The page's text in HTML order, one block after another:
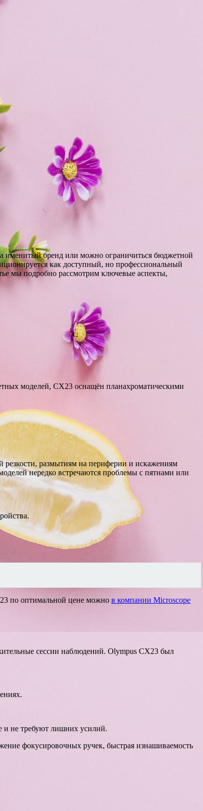
именитый бренд или можно ограничиться бюджетной
как доступный, но профессиональный
мы подробно рассмотрим ключевые аспекты,
моделей, CX23 оснащён планахроматическими
размытиям на периферии и искажениям
нередко встречаются проблемы с пятнами или
по оптимальной цене можно в компании Microscope
сессии наблюдений. Olympus CX23 был
и не требуют лишних усилий.
фокусировочных ручек, быстрая изнашиваемость